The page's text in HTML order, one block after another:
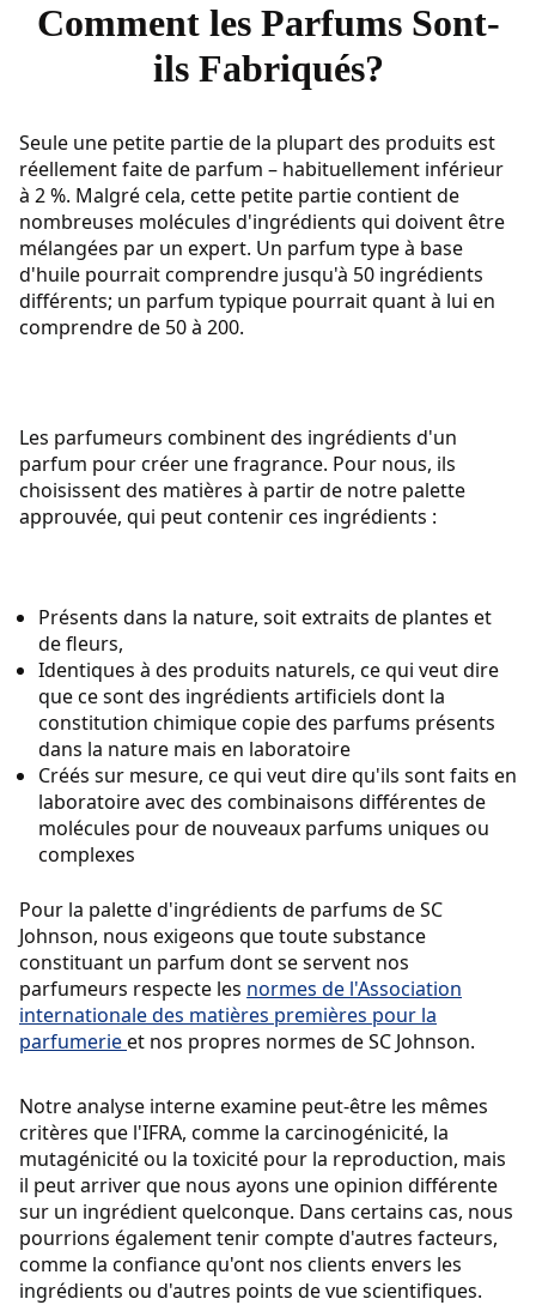
Comment les Parfums Sont-
ils Fabriqués?
Seule une petite partie de la plupart des produits est
réellement faite de parfum – habituellement inférieur
à 2 %. Malgré cela, cette petite partie contient de
nombreuses molécules d'ingrédients qui doivent être
mélangées par un expert. Un parfum type à base
d'huile pourrait comprendre jusqu'à 50 ingrédients
différents; un parfum typique pourrait quant à lui en
comprendre de 50 à 200.
Les parfumeurs combinent des ingrédients d'un
parfum pour créer une fragrance. Pour nous, ils
choisissent des matières à partir de notre palette
approuvée, qui peut contenir ces ingrédients :
Présents dans la nature, soit extraits de plantes et
de fleurs,
Identiques à des produits naturels, ce qui veut dire
que ce sont des ingrédients artificiels dont la
constitution chimique copie des parfums présents
dans la nature mais en laboratoire
Créés sur mesure, ce qui veut dire qu'ils sont faits en
laboratoire avec des combinaisons différentes de
molécules pour de nouveaux parfums uniques ou
complexes
Pour la palette d'ingrédients de parfums de SC
Johnson, nous exigeons que toute substance
constituant un parfum dont se servent nos
parfumeurs respecte les normes de l'Association
internationale des matières premières pour la
parfumerieet nos propres normes de SC Johnson.
Notre analyse interne examine peut-être les mêmes
critères que l'IFRA, comme la carcinogénicité, la
mutagénicité ou la toxicité pour la reproduction, mais
il peut arriver que nous ayons une opinion différente
sur un ingrédient quelconque. Dans certains cas, nous
pourrions également tenir compte d'autres facteurs,
comme la confiance qu'ont nos clients envers les
ingrédients ou d'autres points de vue scientifiques.